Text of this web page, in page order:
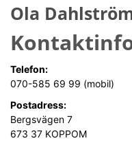
Ola
Telefon:
070-585 69 99 (mobil)
Postadress:
Bergsvägen 7
673 37 KOPPOM